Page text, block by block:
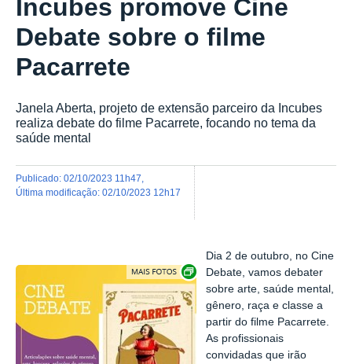
Incubes promove Cine
Debate sobre o filme
Pacarrete
Janela Aberta, projeto de extensão parceiro da Incubes
realiza debate do filme Pacarrete, focando no tema da
saúde mental
publicado: 02/10/2023 11h47
última modificação: 02/10/2023 12h17
Exibir carrossel de imagens
Dia 2 de outubro, no Cine
Debate, vamos debater
sobre arte, saúde mental,
gênero, raça e classe a
partir do filme Pacarrete.
As profissionais
convidadas que irão